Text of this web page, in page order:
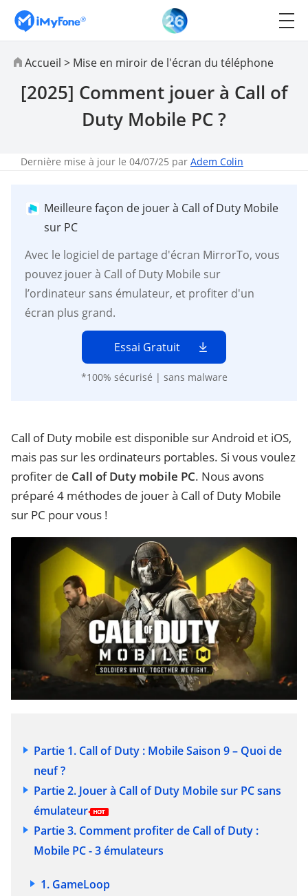
Accueil > Mise en miroir de l'écran du téléphone
[2025] Comment jouer à Call of
Duty Mobile PC ?
Dernière mise à jour le 04/07/25 par Adem Colin
Meilleure façon de jouer à Call of Duty Mobile
sur PC
Avec le logiciel de partage d'écran MirrorTo, vous
pouvez jouer à Call of Duty Mobile sur
l’ordinateur sans émulateur, et profiter d'un
écran plus grand.
Essai Gratuit
*100% sécurisé | sans malware
Call of Duty mobile est disponible sur Android et iOS,
mais pas sur les ordinateurs portables. Si vous voulez
profiter de Call of Duty mobile PC. Nous avons
préparé 4 méthodes de jouer à Call of Duty Mobile
sur PC pour vous !
Partie 1. Call of Duty : Mobile Saison 9 – Quoi de
neuf ?
Partie 2. Jouer à Call of Duty Mobile sur PC sans
émulateur
Partie 3. Comment profiter de Call of Duty :
Mobile PC - 3 émulateurs
1. GameLoop